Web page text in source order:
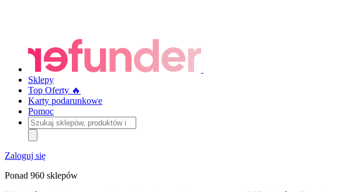
Sklepy
Top Oferty 🔥
Karty podarunkowe
Pomoc
Szukaj
sklepów,
produktów
i
kategorii
Zaloguj się
Ponad 960 sklepów